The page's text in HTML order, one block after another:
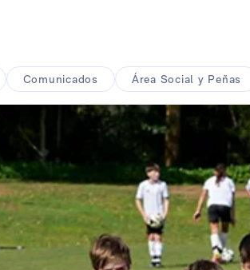
Comunicados Área Social y Peñas